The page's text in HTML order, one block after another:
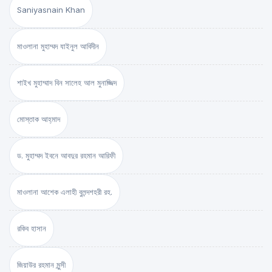
Saniyasnain Khan
মাওলানা মুহাম্মদ যাইনুল আবিদীন
শাইখ মুহাম্মাদ বিন সালেহ আল মুনাজ্জিদ
মোস্তাক আহ্‌মাদ
ড. মুহাম্মদ ইবনে আবদুর রহমান আরিফী
মাওলানা আশেক এলাহী বুলন্দশহরী রহ.
রকিব হাসান
জিয়াউর রহমান মুন্সী